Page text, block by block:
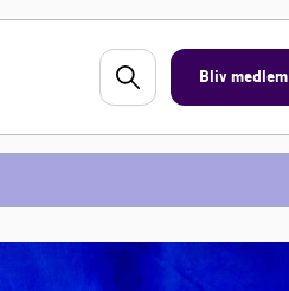
Bliv medlem